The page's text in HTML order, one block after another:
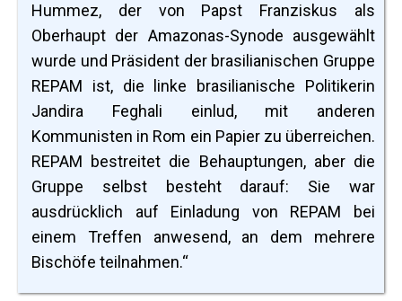
Hummez, der von Papst Franziskus als
Oberhaupt der Amazonas-Synode ausgewählt
wurde und Präsident der brasilianischen Gruppe
REPAM ist, die linke brasilianische Politikerin
Jandira Feghali einlud, mit anderen
Kommunisten in Rom ein Papier zu überreichen.
REPAM bestreitet die Behauptungen, aber die
Gruppe selbst besteht darauf: Sie war
ausdrücklich auf Einladung von REPAM bei
einem Treffen anwesend, an dem mehrere
Bischöfe teilnahmen.“